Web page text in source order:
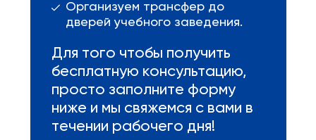
Организуем трансфер до
дверей учебного заведения.
Для того чтобы получить
бесплатную консультацию,
просто заполните форму
ниже и мы свяжемся с вами в
течении рабочего дня!